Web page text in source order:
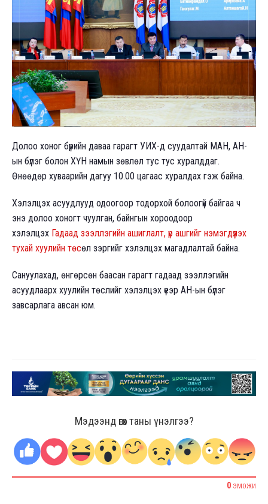
Долоо хоног бүрийн даваа гарагт УИХ-д суудалтай МАН, АН-
ын бүлэг болон ХҮН намын зөвлөл тус тус хуралддаг.
Өнөөдөр хуваарийн дагуу 10.00 цагаас хуралдах гэж байна.
Хэлэлцэх асуудлууд одоогоор тодорхой болоогүй байгаа ч
энэ долоо хоногт чуулган, байнгын хороодоор
хэлэлцэх Гадаад зээллэгийн ашиглалт, үр ашгийг нэмэгдүүлэх
тухай хуулийн төсөл зэргийг хэлэлцэх магадлалтай байна.
Сануулахад, өнгөрсөн баасан гарагт гадаад зээллэгийн
асуудлаарх хуулийн төслийг хэлэлцэх үеэр АН-ын бүлэг
завсарлага авсан юм.
Мэдээнд өгөх таны үнэлгээ?
0 ЭМОЖИ